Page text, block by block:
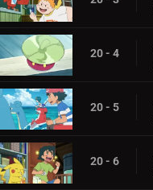
20 - 4
20 - 5
20 - 6